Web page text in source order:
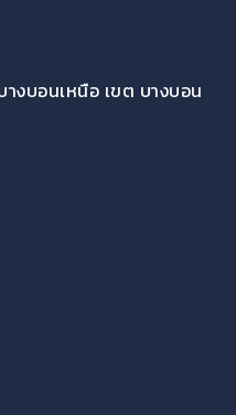
างบอนเหนือ เขต บางบอน